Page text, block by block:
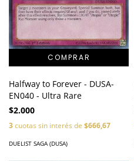
Halfway to Forever - DUSA-
EN040 - Ultra Rare
$2.000
3cuotas sin interés de $666,67
DUELIST SAGA (DUSA)